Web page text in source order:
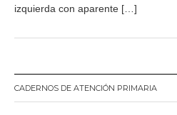
izquierda con aparente […]
CADERNOS DE ATENCIÓN PRIMARIA